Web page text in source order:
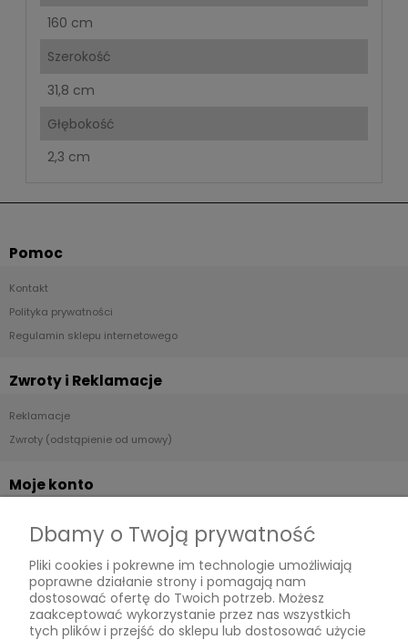
160 cm
Szerokość
31,8 cm
Głębokość
2,3 cm
Pomoc
Kontakt
Polityka prywatności
Regulamin sklepu internetowego
Zwroty i Reklamacje
Reklamacje
Zwroty (odstąpienie od umowy)
Moje konto
Ustawienia konta
Przechowalnia
Płatności i dostawa
Dbamy o Twoją prywatność
Pliki cookies i pokrewne im technologie umożliwiają
poprawne działanie strony i pomagają nam
dostosować ofertę do Twoich potrzeb. Możesz
zaakceptować wykorzystanie przez nas wszystkich
tych plików i przejść do sklepu lub dostosować użycie